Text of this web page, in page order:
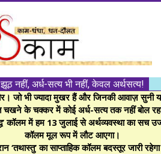
झूठ नहीं, अर्ध-सत्य भी नहीं, केवल अर्थसत्य!
जो भी ज्यादा मुखर हैं और जिनकी आवाज़ सुनी
के चक्कर में कोई अर्ध-सत्य तक नहीं बोल
कॉलम में हम 13 जुलाई से अर्थव्यवस्था का सच
कॉलम मूल रूप में लौट आएगा।
‘तथास्तु’ का साप्ताहिक कॉलम बदस्तूर जारी